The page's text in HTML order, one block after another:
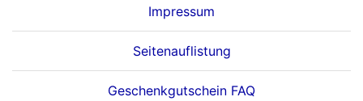
Impressum
Seitenauflistung
Geschenkgutschein FAQ